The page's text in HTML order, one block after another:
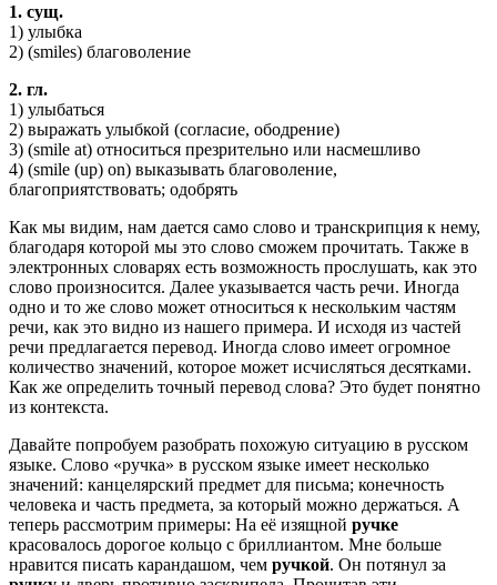
1. сущ.
1) улыбка
2) (smiles) благоволение
2. гл.
1) улыбаться
2) выражать улыбкой (согласие, ободрение)
3) (smile at) относиться презрительно или насмешливо
4) (smile (up) on) выказывать благоволение,
благоприятствовать; одобрять
Как мы видим, нам дается само слово и транскрипция к нему,
благодаря которой мы это слово сможем прочитать. Также в
электронных словарях есть возможность прослушать, как это
слово произносится. Далее указывается часть речи. Иногда
одно и то же слово может относиться к нескольким частям
речи, как это видно из нашего примера. И исходя из частей
речи предлагается перевод. Иногда слово имеет огромное
количество значений, которое может исчисляться десятками.
Как же определить точный перевод слова? Это будет понятно
из контекста.
Давайте попробуем разобрать похожую ситуацию в русском
языке. Слово «ручка» в русском языке имеет несколько
значений: канцелярский предмет для письма; конечность
человека и часть предмета, за который можно держаться. А
теперь рассмотрим примеры: На её изящной ручке
красовалось дорогое кольцо с бриллиантом. Мне больше
нравится писать карандашом, чем ручкой. Он потянул за